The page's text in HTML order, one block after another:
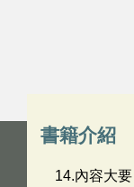
書籍介紹
14.內容大